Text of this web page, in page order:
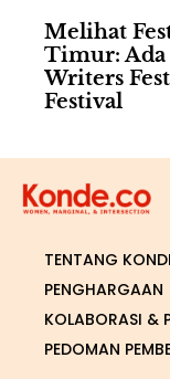
Melihat
Timur: Ada
Writers
Festival
TENTANG
PENGHARGAAN
KOLABORASI &
PEDOMAN